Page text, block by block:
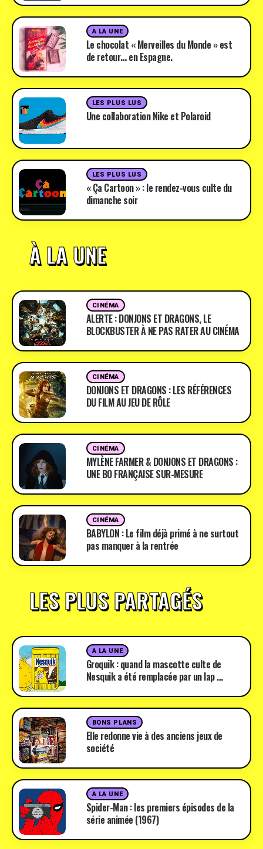
A LA UNE
Le chocolat « Merveilles du Monde » est
de retour… en Espagne.
LES PLUS LUS
Une collaboration Nike et Polaroid
LES PLUS LUS
« Ça Cartoon » : le rendez-vous culte du
dimanche soir
À LA UNE
CINÉMA
ALERTE : DONJONS ET DRAGONS, LE
BLOCKBUSTER À NE PAS RATER AU CINÉMA
CINÉMA
DONJONS ET DRAGONS : LES RÉFÉRENCES
DU FILM AU JEU DE RÔLE
CINÉMA
MYLÈNE FARMER & DONJONS ET DRAGONS :
UNE BO FRANÇAISE SUR-MESURE
CINÉMA
BABYLON : Le film déjà primé à ne surtout
pas manquer à la rentrée
LES PLUS PARTAGÉS
A LA UNE
Groquik : quand la mascotte culte de
Nesquik a été remplacée par un lap …
BONS PLANS
Elle redonne vie à des anciens jeux de
société
A LA UNE
Spider-Man : les premiers épisodes de la
série animée (1967)